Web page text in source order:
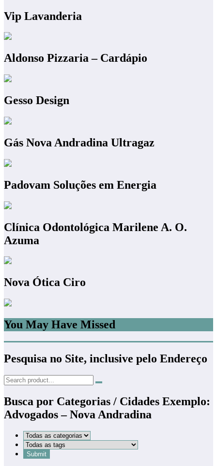
Vip Lavanderia
Aldonso Pizzaria – Cardápio
Gesso Design
Gás Nova Andradina Ultragaz
Padovam Soluções em Energia
Clínica Odontológica Marilene A. O.
Azuma
Nova Ótica Ciro
You May Have Missed
Pesquisa no Site, inclusive pelo Endereço
Busca por Categorias / Cidades Exemplo:
Advogados – Nova Andradina